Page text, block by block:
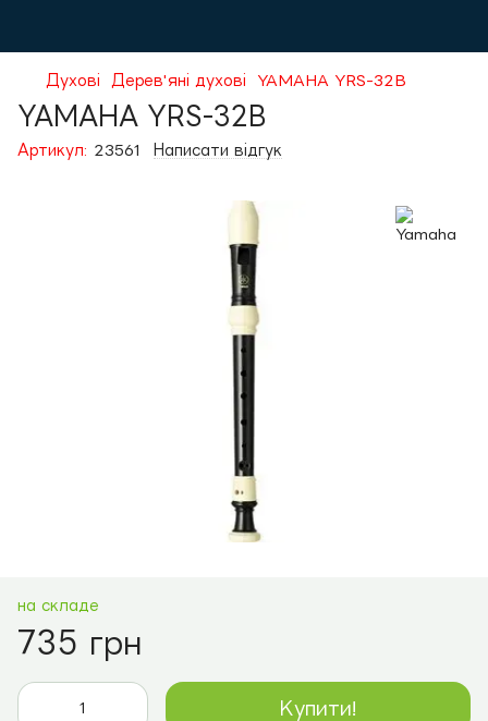
Духові Дерев'яні духові YAMAHA YRS-32B
YAMAHA YRS-32B
Артикул: 23561 Написати відгук
на складе
735 грн
Купити!